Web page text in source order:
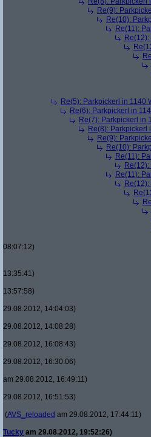
Re(9):
Re(10):
Re(11):
Re(5): Parkpickerl in 1140
Re(6): Parkpickerl in
Re(7): Parkpickerl in
Re(8): Parkpickerl
Re(9):
Re(10):
Re(11):
Re(11):
08:07:12)
13:35:41)
13:57:58)
29.08.2012, 14:04:03)
29.08.2012, 14:08:28)
29.08.2012, 16:08:43)
29.08.2012, 16:30:06)
am 29.08.2012, 16:49:11)
29.08.2012, 16:51:53)
(AVS_reloaded am 29.08.2012, 17:44:11)
Tucky am 29.08.2012, 19:52:26)